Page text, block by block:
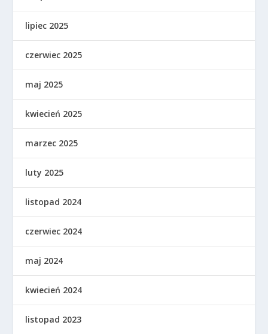
lipiec 2025
czerwiec 2025
maj 2025
kwiecień 2025
marzec 2025
luty 2025
listopad 2024
czerwiec 2024
maj 2024
kwiecień 2024
listopad 2023